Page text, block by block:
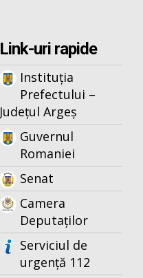
Link-uri rapide
Instituția
Prefectului –
Județul Argeș
Guvernul
Romaniei
Senat
Camera
Deputaților
Serviciul de
urgență 112